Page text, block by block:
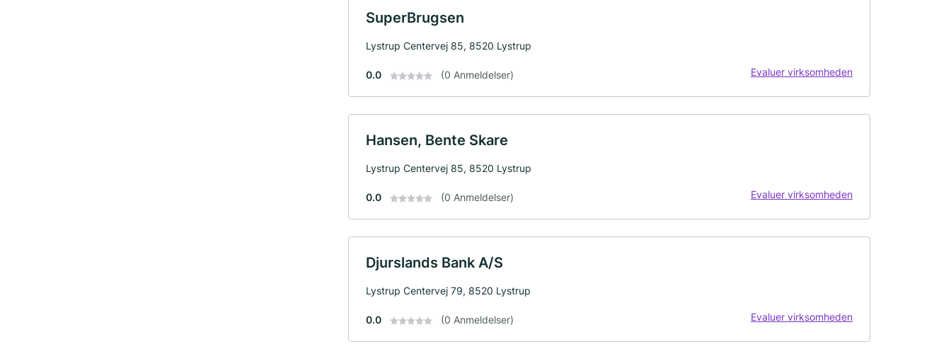
SuperBrugsen
Lystrup Centervej 85, 8520 Lystrup
0.0 (0 Anmeldelser) Evaluer virksomheden
Hansen, Bente Skare
Lystrup Centervej 85, 8520 Lystrup
0.0 (0 Anmeldelser) Evaluer virksomheden
Djurslands Bank A/S
Lystrup Centervej 79, 8520 Lystrup
0.0 (0 Anmeldelser) Evaluer virksomheden